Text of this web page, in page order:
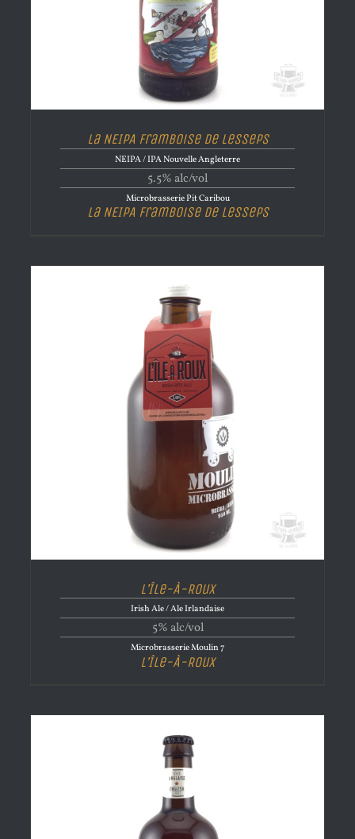
La NEIPA Framboise de Lesseps
NEIPA / IPA Nouvelle Angleterre
5.5% alc/vol
Microbrasserie Pit Caribou
La NEIPA Framboise de Lesseps
L’Île-À-Roux
Irish Ale / Ale Irlandaise
5% alc/vol
Microbrasserie Moulin 7
L’Île-À-Roux